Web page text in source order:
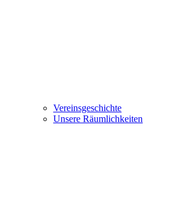
Vereinsgeschichte
Unsere Räumlichkeiten